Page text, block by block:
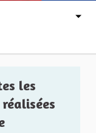
les